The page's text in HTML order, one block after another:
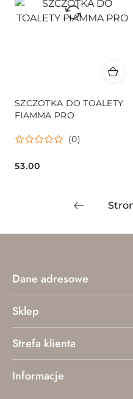
SZCZOTKA DO TOALETY
FIAMMA PRO
(0)
Cena:
53.00
Dane adresowe
Sklep
Strefa klienta
Informacje